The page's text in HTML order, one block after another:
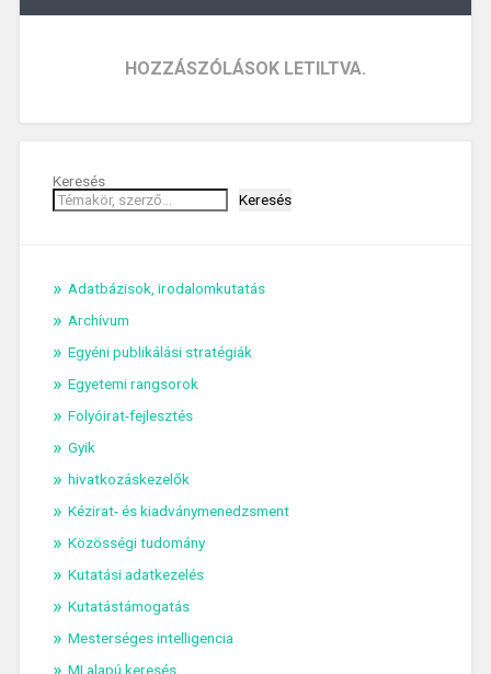
HOZZÁSZÓLÁSOK LETILTVA.
Keresés
Keresés
Adatbázisok, irodalomkutatás
Archívum
Egyéni publikálási stratégiák
Egyetemi rangsorok
Folyóirat-fejlesztés
Gyik
hivatkozáskezelők
Kézirat- és kiadványmenedzsment
Közösségi tudomány
Kutatási adatkezelés
Kutatástámogatás
Mesterséges intelligencia
MI alapú keresés